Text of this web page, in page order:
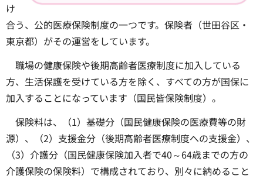
け
合う、公的医療保険制度の一つです。保険者（世田谷区・
東京都）がその運営をしています。
職場の健康保険や後期高齢者医療制度に加入している
方、生活保護を受けている方を除く、すべての方が国保に
加入することになっています（国民皆保険制度）。
保険料は、（1）基礎分（国民健康保険の医療費等の財
源）、（2）支援金分（後期高齢者医療制度への支援金）、
（3）介護分（国民健康保険加入者で40～64歳までの方の
介護保険の保険料）で構成されており、別々に納めること